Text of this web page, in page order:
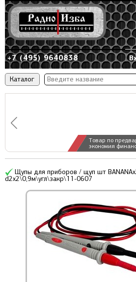
Каталог
Товар по
экономия
+7 (495) 9640838
Щупы для приборов / щуп шт
d2x2\0,9м\угл\закр\11-0607